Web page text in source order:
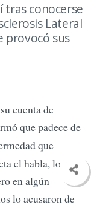
tras conocerse
Lateral
provocó sus
cuenta de
que padece de
que
el habla, lo que
en algún
lo acusaron de